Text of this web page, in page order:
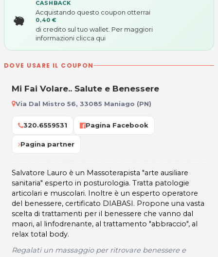
CASHBACK
Acquistando questo coupon otterrai
0,40 €
di credito sul tuo wallet. Per maggiori
informazioni clicca qui
DOVE USARE IL COUPON
Mi Fai Volare.. Salute e Benessere
Via Dal Mistro 56, 33085 Maniago (PN)
320.6559531 Pagina Facebook
Pagina partner
Salvatore Lauro è un Massoterapista "arte ausiliare
sanitaria" esperto in posturologia. Tratta patologie
articolari e muscolari. Inoltre è un esperto operatore
del benessere, certificato DIABASI. Propone una vasta
scelta di trattamenti per il benessere che vanno dal
maori, al linfodrenante, al trattamento "abbraccio", al
relax total body.
Regalati un massaggio per ritrovare benessere e